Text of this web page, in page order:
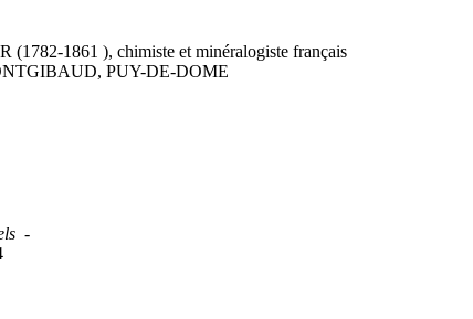
(1782-1861 ), chimiste et minéralogiste français
PUY-DE-DOME
-